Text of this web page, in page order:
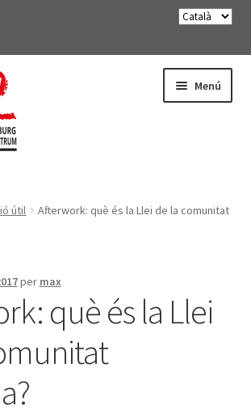
Menú
menú
útil
Afterwork: què és la Llei de la comunitat
per max
què és la Llei